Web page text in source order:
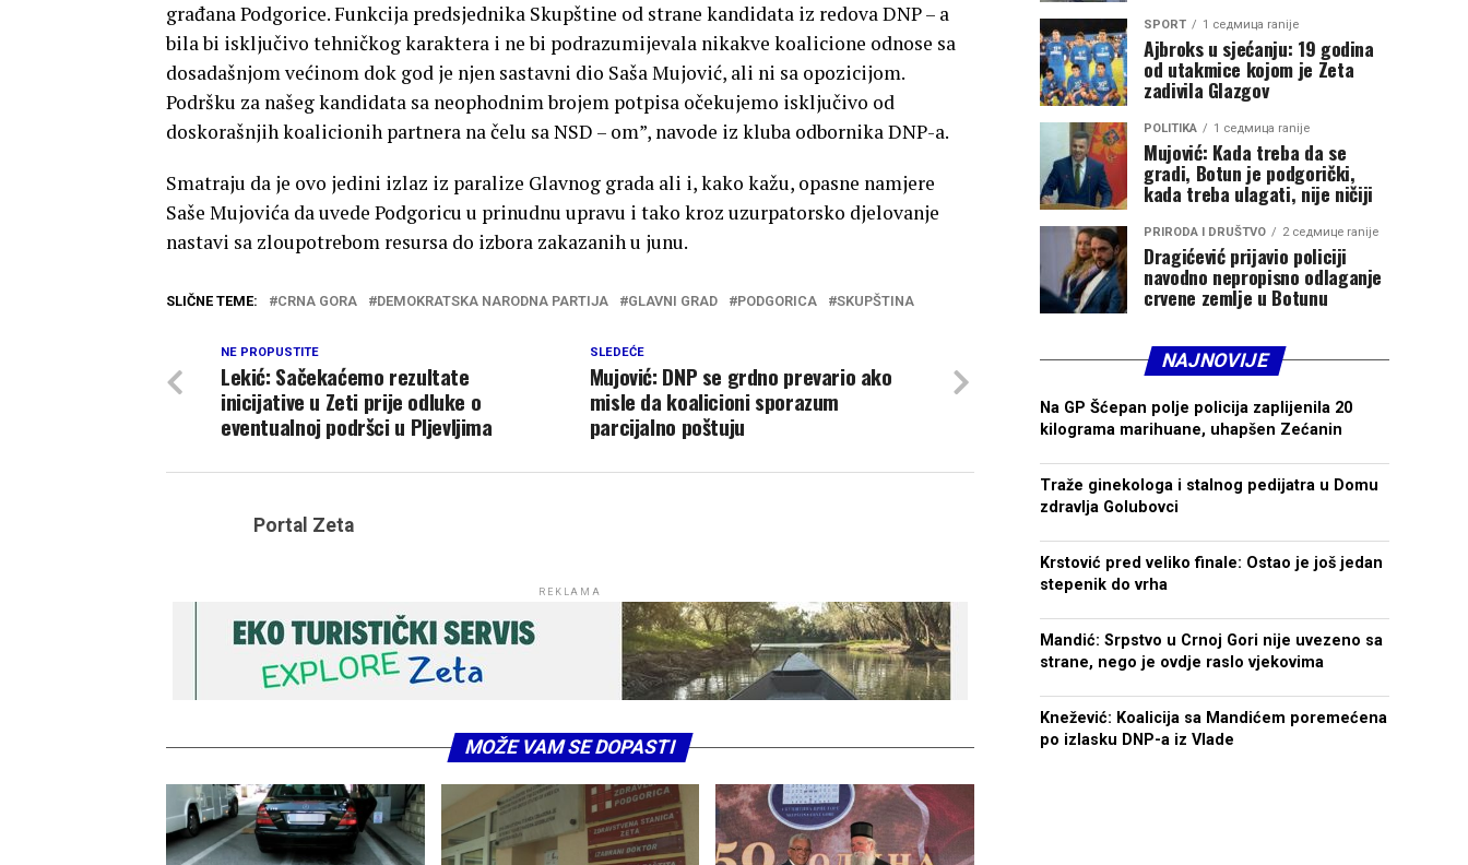
građana Podgorice. Funkcija predsjednika Skupštine od strane kandidata iz redova DNP – a
bila bi isključivo tehničkog karaktera i ne bi podrazumijevala nikakve koalicione odnose sa
dosadašnjom većinom dok god je njen sastavni dio Saša Mujović, ali ni sa opozicijom.
Podršku za našeg kandidata sa neophodnim brojem potpisa očekujemo isključivo od
doskorašnjih koalicionih partnera na čelu sa NSD – om”, navode iz kluba odbornika DNP-a.
Smatraju da je ovo jedini izlaz iz paralize Glavnog grada ali i, kako kažu, opasne namjere
Saše Mujovića da uvede Podgoricu u prinudnu upravu i tako kroz uzurpatorsko djelovanje
nastavi sa zloupotrebom resursa do izbora zakazanih u junu.
SLIČNE TEME: CRNA GORA DEMOKRATSKA NARODNA PARTIJA GLAVNI GRAD PODGORICA SKUPŠTINA
SLEDEĆE
Mujović: DNP se grdno prevario ako
misle da koalicioni sporazum
parcijalno poštuju
NE PROPUSTITE
Lekić: Sačekaćemo rezultate
inicijative u Zeti prije odluke o
eventualnoj podršci u Pljevljima
Portal Zeta
REKLAMA
MOŽE VAM SE DOPASTI
SPORT 1 седмица ranije
Ajbroks u sjećanju: 19 godina
od utakmice kojom je Zeta
zadivila Glazgov
POLITIKA 1 седмица ranije
Mujović: Kada treba da se
gradi, Botun je podgorički,
kada treba ulagati, nije ničiji
PRIRODA I DRUŠTVO 2 седмице ranije
Dragićević prijavio policiji
navodno nepropisno odlaganje
crvene zemlje u Botunu
NAJNOVIJE
Na GP Šćepan polje policija zaplijenila 20
kilograma marihuane, uhapšen Zećanin
Traže ginekologa i stalnog pedijatra u Domu
zdravlja Golubovci
Krstović pred veliko finale: Ostao je još jedan
stepenik do vrha
Mandić: Srpstvo u Crnoj Gori nije uvezeno sa
strane, nego je ovdje raslo vjekovima
Knežević: Koalicija sa Mandićem poremećena
po izlasku DNP-a iz Vlade